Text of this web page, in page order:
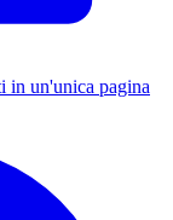
in un'unica pagina